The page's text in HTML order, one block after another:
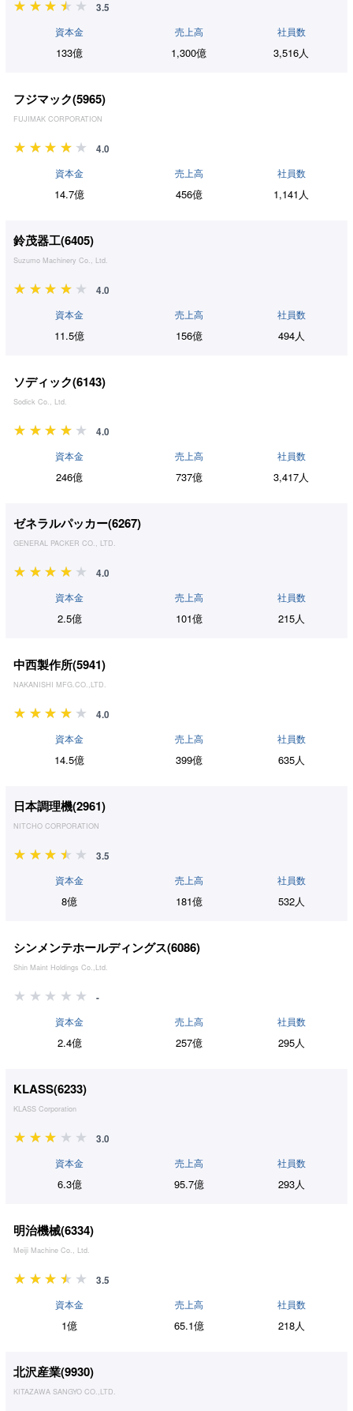
3.5
資本金
133億
売上高
1,300億
社員数
3,516人
フジマック(5965)
FUJIMAK CORPORATION
4.0
資本金
14.7億
売上高
456億
社員数
1,141人
鈴茂器工(6405)
Suzumo Machinery Co., Ltd.
4.0
資本金
11.5億
売上高
156億
社員数
494人
ソディック(6143)
Sodick Co., Ltd.
4.0
資本金
246億
売上高
737億
社員数
3,417人
ゼネラルパッカー(6267)
GENERAL PACKER CO., LTD.
4.0
資本金
2.5億
売上高
101億
社員数
215人
中西製作所(5941)
NAKANISHI MFG.CO.,LTD.
4.0
資本金
14.5億
売上高
399億
社員数
635人
日本調理機(2961)
NITCHO CORPORATION
3.5
資本金
8億
売上高
181億
社員数
532人
シンメンテホールディングス(6086)
Shin Maint Holdings Co.,Ltd.
-
資本金
2.4億
売上高
257億
社員数
295人
KLASS(6233)
KLASS Corporation
3.0
資本金
6.3億
売上高
95.7億
社員数
293人
明治機械(6334)
Meiji Machine Co., Ltd.
3.5
資本金
1億
売上高
65.1億
社員数
218人
北沢産業(9930)
KITAZAWA SANGYO CO.,LTD.